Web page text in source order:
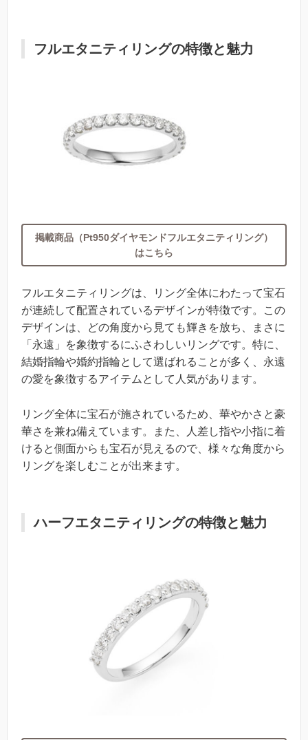
フルエタニティリングの特徴と魅力
掲載商品（Pt950ダイヤモンドフルエタニティリング）
はこちら
フルエタニティリングは、リング全体にわたって宝石
が連続して配置されているデザインが特徴です。この
デザインは、どの角度から見ても輝きを放ち、まさに
「永遠」を象徴するにふさわしいリングです。特に、
結婚指輪や婚約指輪として選ばれることが多く、永遠
の愛を象徴するアイテムとして人気があります。
リング全体に宝石が施されているため、華やかさと豪
華さを兼ね備えています。また、人差し指や小指に着
けると側面からも宝石が見えるので、様々な角度から
リングを楽しむことが出来ます。
ハーフエタニティリングの特徴と魅力